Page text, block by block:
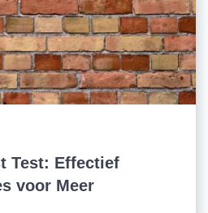
Test: Effectief
voor Meer